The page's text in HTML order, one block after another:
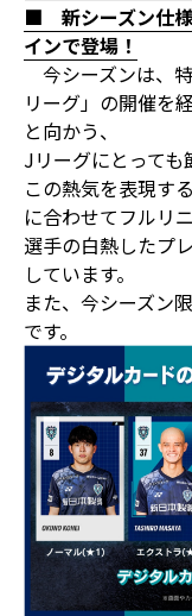
■ 新シーズン仕様
インで登場！
今シーズンは、
リーグ」の開催を
と向かう、
Jリーグにとっても
この熱気を表現す
に合わせてフルリ
選手の白熱したプ
しています。
また、今シーズン
です。